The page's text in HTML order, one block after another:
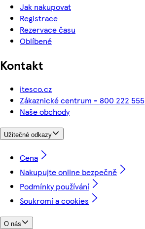
Jak nakupovat
Registrace
Rezervace času
Oblíbené
Kontakt
itesco.cz
Zákaznické centrum - 800 222 555
Naše obchody
Užitečné odkazy
Cena
Nakupujte online bezpečně
Podmínky používání
Soukromí a cookies
O nás